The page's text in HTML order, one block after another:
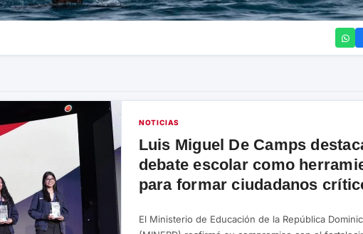
NOTICIAS
Luis Miguel De Camps
debate escolar como
para formar ciudadanos
El Ministerio de Educación de la República